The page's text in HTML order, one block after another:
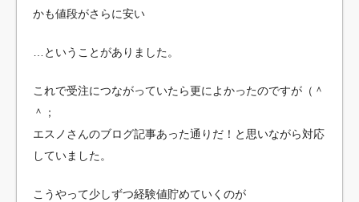
かも値段がさらに安い
…ということがありました。
これで受注につながっていたら更によかったのですが（＾
＾；
エスノさんのブログ記事あった通りだ！と思いながら対応
していました。
こうやって少しずつ経験値貯めていくのが